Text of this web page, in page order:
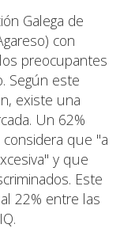
Galega de
con
preocupantes
Según este
existe una
Un 62%
que "a
y que
Este
22% entre las